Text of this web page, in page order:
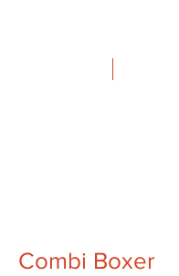
Combi Boxer